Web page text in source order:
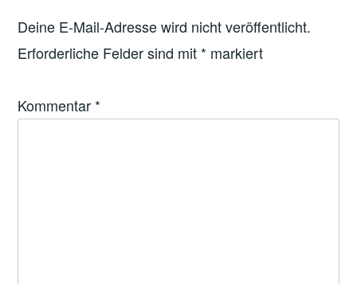
Deine E-Mail-Adresse wird nicht veröffentlicht.
Erforderliche Felder sind mit * markiert
Kommentar *